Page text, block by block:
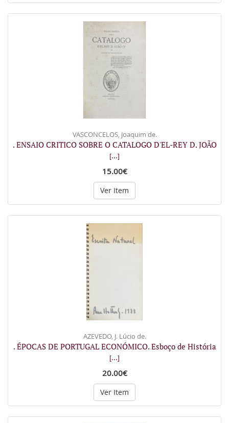
VASCONCELOS, Joaquim de.
. ENSAIO CRITICO SOBRE O CATALOGO D'EL-REY D. JOÃO
[...]
15.00€
Ver Item
AZEVEDO, J. Lúcio de.
. ÉPOCAS DE PORTUGAL ECONÓMICO. Esboço de História
[...]
20.00€
Ver Item